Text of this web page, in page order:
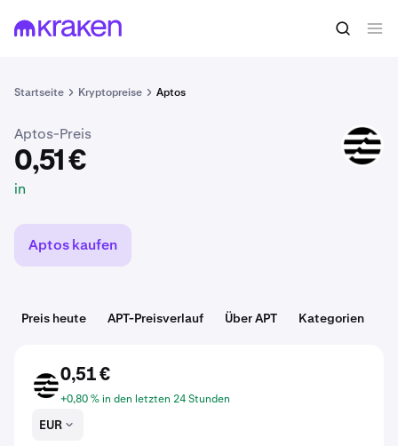
Startseite Kryptopreise Aptos
0,51 € APT kaufen
Aptos-Preis
0,51 €
in
APT
Aptos kaufen
Preis heute APT-Preisverlauf Über APT Kategorien
APT
0,51 €
+0,80 % in den letzten 24 Stunden
EUR